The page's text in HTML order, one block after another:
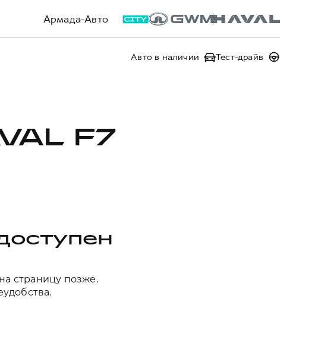
Армада-Авто
Авто в наличии Тест-драйв
F7
страницу позже.